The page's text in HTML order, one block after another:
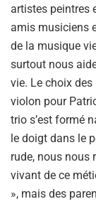
artistes peintres
amis musiciens
de la musique
surtout nous
vie. Le choix
violon pour
trio s’est formé
le doigt dans le
rude, nous nous
vivant de ce
», mais des